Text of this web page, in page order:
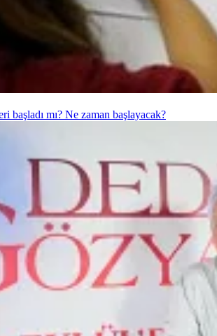
başladı mı? Ne zaman başlayacak?